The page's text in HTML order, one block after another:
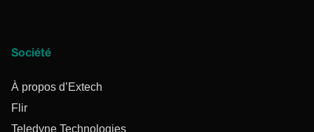
Société
À propos d’Extech
Flir
Teledyne Technologies